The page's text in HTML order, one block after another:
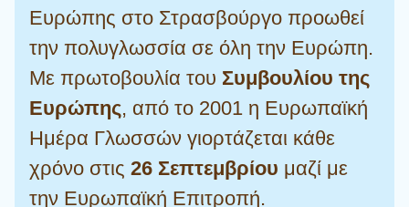
Ευρώπης στο Στρασβούργο προωθεί
την πολυγλωσσία σε όλη την Ευρώπη.
Με πρωτοβουλία του Συμβουλίου της
Ευρώπης, από το 2001 η Ευρωπαϊκή
Ημέρα Γλωσσών γιορτάζεται κάθε
χρόνο στις 26 Σεπτεμβρίου μαζί με
την Ευρωπαϊκή Επιτροπή.